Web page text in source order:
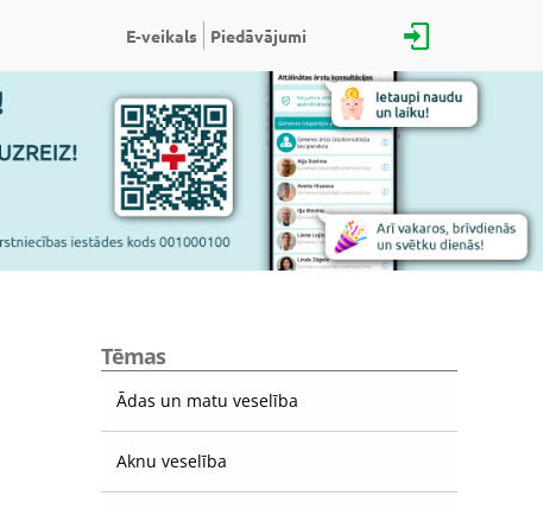
E-veikals Piedāvājumi
Tēmas
Ādas un matu veselība
Aknu veselība